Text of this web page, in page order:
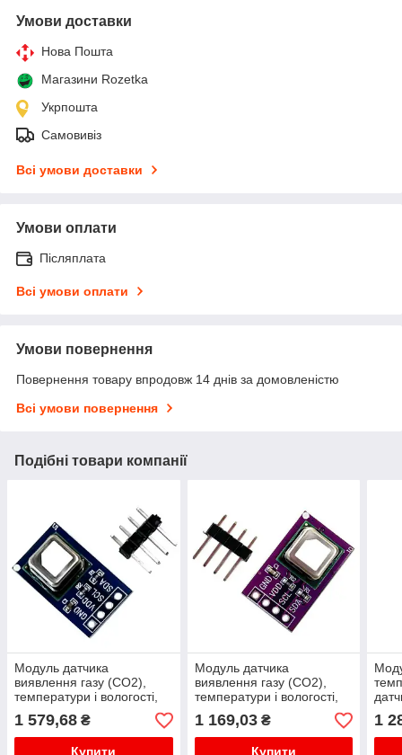
Умови доставки
Нова Пошта
Магазини Rozetka
Укрпошта
Самовивіз
Всі умови доставки
Умови оплати
Післяплата
Всі умови оплати
Умови повернення
Повернення товару впродовж 14 днів за домовленістю
Всі умови повернення
Подібні товари компанії
Модуль датчика
виявлення газу (CO2),
температури і вологості,
2-в-1, SCD41, 2.4-5.5В,
400-5000ppm, I2C
1 579,68 ₴
Купити
Модуль датчика
виявлення газу (CO2),
температури і вологості,
2-в-1, SCD40, 2.4-5.5В,
400-2000ppm, I2C
1 169,03₴
Купити
1